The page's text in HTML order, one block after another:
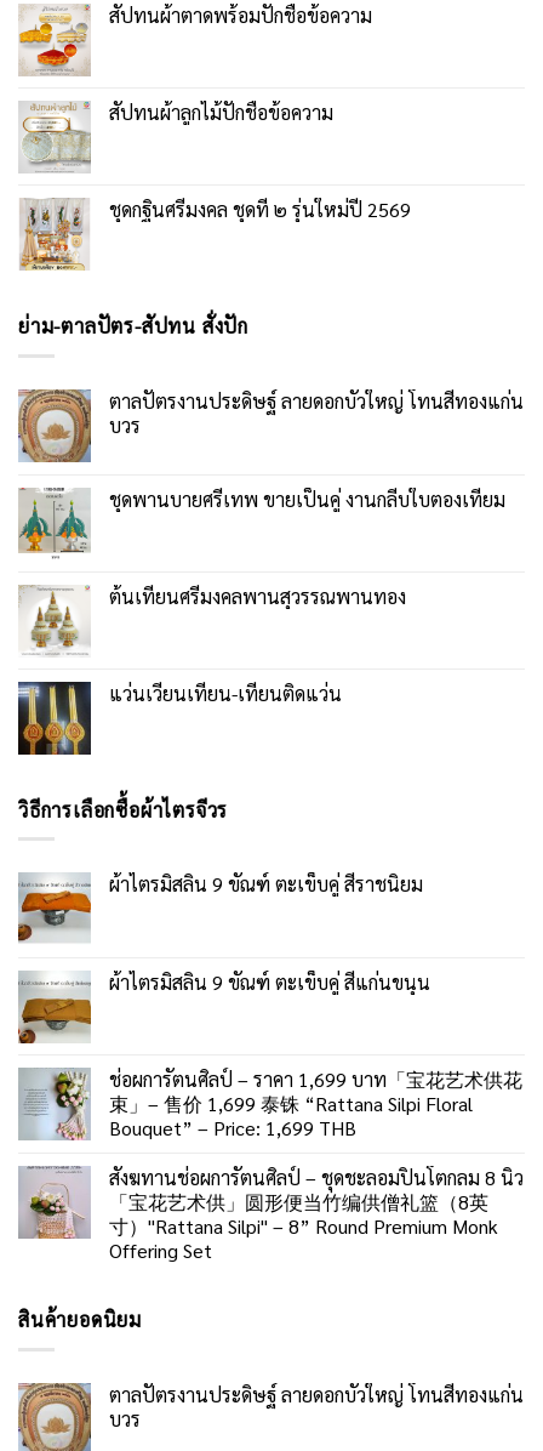
สัปทนผ้าตาดพร้อมปักชื่อข้อความ
สัปทนผ้าลูกไม้ปักชื่อข้อความ
ชุดกฐินศรีมงคล ชุดที่ ๒ รุ่นใหม่ปี 2569
ย่าม-ตาลปัตร-สัปทน สั่งปัก
ตาลปัตรงานประดิษฐ์ ลายดอกบัวใหญ่ โทนสีทองแก่น
บวร
ชุดพานบายศรีเทพ ขายเป็นคู่ งานกลีบใบตองเทียม
ต้นเทียนศรีมงคลพานสุวรรณพานทอง
แว่นเวียนเทียน-เทียนติดแว่น
วิธีการเลือกซื้อผ้าไตรจีวร
ผ้าไตรมิสลิน 9 ขัณฑ์ ตะเข็บคู่ สีราชนิยม
ผ้าไตรมิสลิน 9 ขัณฑ์ ตะเข็บคู่ สีแก่นขนุน
ช่อผการัตนศิลป์ – ราคา 1,699 บาท「宝花艺术供花
束」– 售价 1,699 泰铢 “Rattana Silpi Floral
Bouquet” – Price: 1,699 THB
สังฆทานช่อผการัตนศิลป์ – ชุดชะลอมปิ่นโตกลม 8 นิ้ว
「宝花艺术供」圆形便当竹编供僧礼篮（8英
寸）"Rattana Silpi" – 8” Round Premium Monk
Offering Set
สินค้ายอดนิยม
ตาลปัตรงานประดิษฐ์ ลายดอกบัวใหญ่ โทนสีทองแก่น
บวร